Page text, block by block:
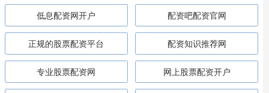
低息配资网开户 配资吧配资官网
正规的股票配资平台 配资知识推荐网
专业股票配资网 网上股票配资开户